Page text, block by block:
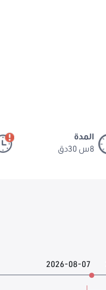
المدة
8س 30دق
2026-08-07